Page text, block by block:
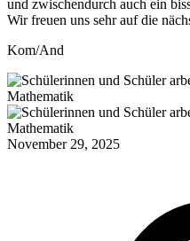
und zwischendurch auch ein
Wir freuen uns sehr auf die
Kom/And
November 29, 2025